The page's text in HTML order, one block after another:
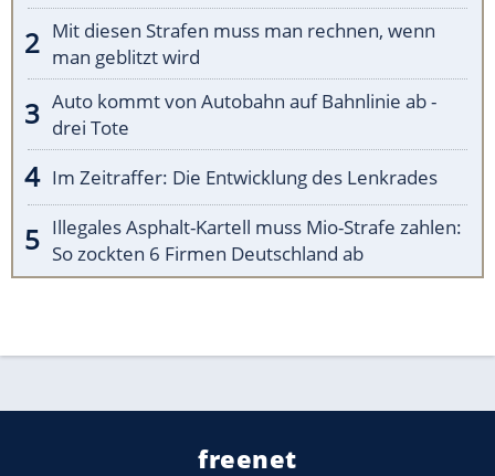
Mit diesen Strafen muss man rechnen, wenn
man geblitzt wird
Auto kommt von Autobahn auf Bahnlinie ab -
drei Tote
Im Zeitraffer: Die Entwicklung des Lenkrades
Illegales Asphalt-Kartell muss Mio-Strafe zahlen:
So zockten 6 Firmen Deutschland ab
freenet